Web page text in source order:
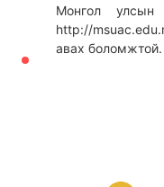
Монгол
http://
авах боломжтой.